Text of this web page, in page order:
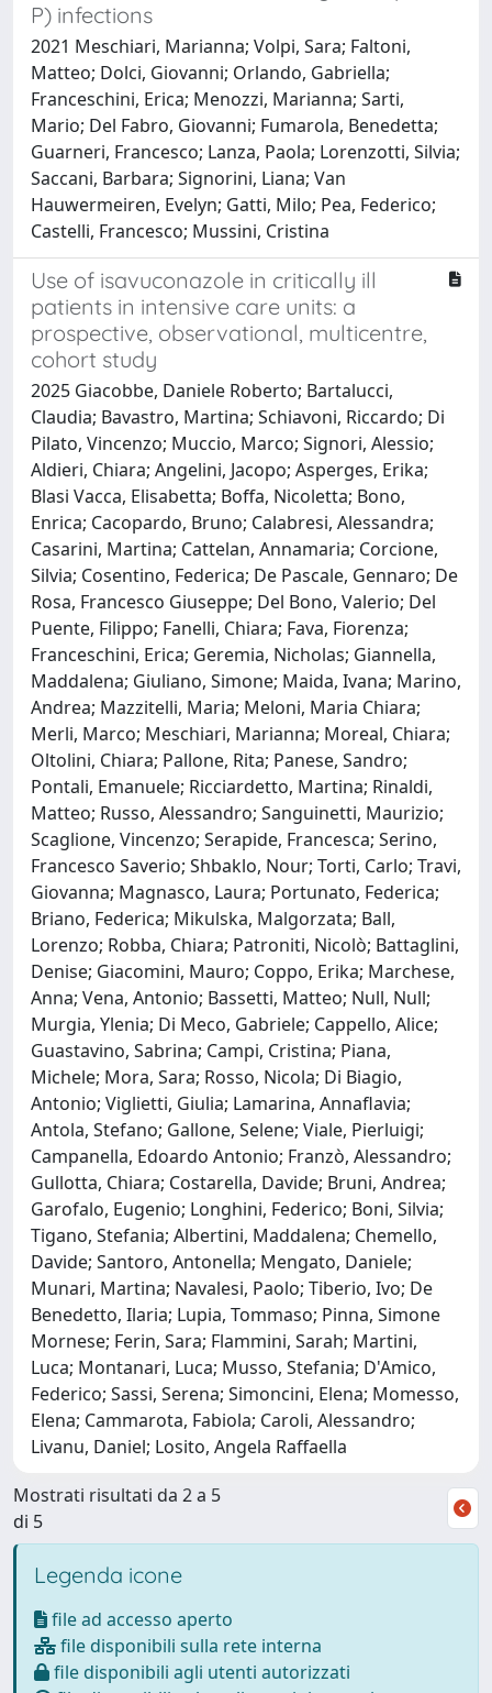
P) infections
2021 Meschiari, Marianna; Volpi, Sara; Faltoni,
Matteo; Dolci, Giovanni; Orlando, Gabriella;
Franceschini, Erica; Menozzi, Marianna; Sarti,
Mario; Del Fabro, Giovanni; Fumarola, Benedetta;
Guarneri, Francesco; Lanza, Paola; Lorenzotti, Silvia;
Saccani, Barbara; Signorini, Liana; Van
Hauwermeiren, Evelyn; Gatti, Milo; Pea, Federico;
Castelli, Francesco; Mussini, Cristina
Use of isavuconazole in critically ill
patients in intensive care units: a
prospective, observational, multicentre,
cohort study
2025 Giacobbe, Daniele Roberto; Bartalucci,
Claudia; Bavastro, Martina; Schiavoni, Riccardo; Di
Pilato, Vincenzo; Muccio, Marco; Signori, Alessio;
Aldieri, Chiara; Angelini, Jacopo; Asperges, Erika;
Blasi Vacca, Elisabetta; Boffa, Nicoletta; Bono,
Enrica; Cacopardo, Bruno; Calabresi, Alessandra;
Casarini, Martina; Cattelan, Annamaria; Corcione,
Silvia; Cosentino, Federica; De Pascale, Gennaro; De
Rosa, Francesco Giuseppe; Del Bono, Valerio; Del
Puente, Filippo; Fanelli, Chiara; Fava, Fiorenza;
Franceschini, Erica; Geremia, Nicholas; Giannella,
Maddalena; Giuliano, Simone; Maida, Ivana; Marino,
Andrea; Mazzitelli, Maria; Meloni, Maria Chiara;
Merli, Marco; Meschiari, Marianna; Moreal, Chiara;
Oltolini, Chiara; Pallone, Rita; Panese, Sandro;
Pontali, Emanuele; Ricciardetto, Martina; Rinaldi,
Matteo; Russo, Alessandro; Sanguinetti, Maurizio;
Scaglione, Vincenzo; Serapide, Francesca; Serino,
Francesco Saverio; Shbaklo, Nour; Torti, Carlo; Travi,
Giovanna; Magnasco, Laura; Portunato, Federica;
Briano, Federica; Mikulska, Malgorzata; Ball,
Lorenzo; Robba, Chiara; Patroniti, Nicolò; Battaglini,
Denise; Giacomini, Mauro; Coppo, Erika; Marchese,
Anna; Vena, Antonio; Bassetti, Matteo; Null, Null;
Murgia, Ylenia; Di Meco, Gabriele; Cappello, Alice;
Guastavino, Sabrina; Campi, Cristina; Piana,
Michele; Mora, Sara; Rosso, Nicola; Di Biagio,
Antonio; Viglietti, Giulia; Lamarina, Annaflavia;
Antola, Stefano; Gallone, Selene; Viale, Pierluigi;
Campanella, Edoardo Antonio; Franzò, Alessandro;
Gullotta, Chiara; Costarella, Davide; Bruni, Andrea;
Garofalo, Eugenio; Longhini, Federico; Boni, Silvia;
Tigano, Stefania; Albertini, Maddalena; Chemello,
Davide; Santoro, Antonella; Mengato, Daniele;
Munari, Martina; Navalesi, Paolo; Tiberio, Ivo; De
Benedetto, Ilaria; Lupia, Tommaso; Pinna, Simone
Mornese; Ferin, Sara; Flammini, Sarah; Martini,
Luca; Montanari, Luca; Musso, Stefania; D'Amico,
Federico; Sassi, Serena; Simoncini, Elena; Momesso,
Elena; Cammarota, Fabiola; Caroli, Alessandro;
Livanu, Daniel; Losito, Angela Raffaella
Mostrati risultati da 2 a 5
di 5
Legenda icone
file ad accesso aperto
file disponibili sulla rete interna
file disponibili agli utenti autorizzati